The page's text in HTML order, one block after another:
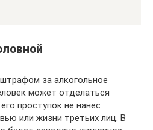
за алкогольное
может отделаться
проступок не нанес
или жизни третьих лиц. В